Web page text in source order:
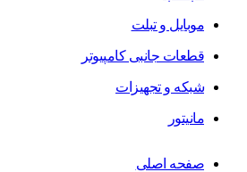
موبایل و تبلت
قطعات جانبی کامپیوتر
شبکه و تجهیزات
مانیتور
صفحه اصلی